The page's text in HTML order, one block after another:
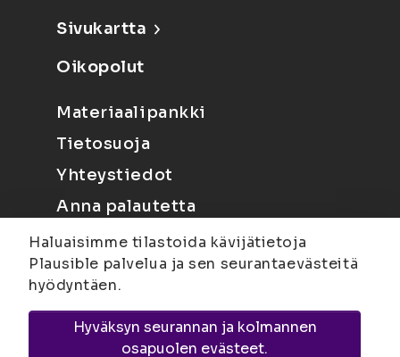
Sivukartta
Oikopolut
Materiaalipankki
Tietosuoja
Yhteystiedot
Anna palautetta
Joensuu
Suvantokatu 6, 80100 Joensuu |
Haluaisimme tilastoida kävijätietoja
Plausible palvelua ja sen seurantaevästeitä
hyödyntäen.
Hyväksyn seurannan ja kolmannen
osapuolen evästeet.